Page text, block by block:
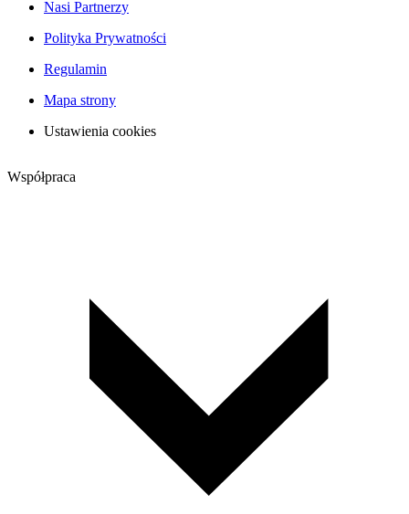
Nasi Partnerzy
Polityka Prywatności
Regulamin
Mapa strony
Ustawienia cookies
Współpraca